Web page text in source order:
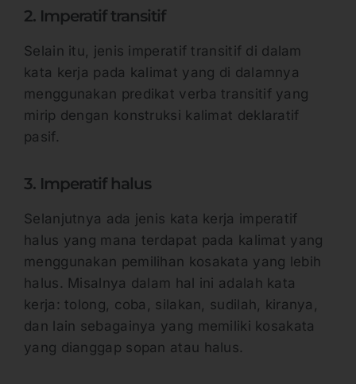
2. Imperatif transitif
Selain itu, jenis imperatif transitif di dalam
kata kerja pada kalimat yang di dalamnya
menggunakan predikat verba transitif yang
mirip dengan konstruksi kalimat deklaratif
pasif.
3. Imperatif halus
Selanjutnya ada jenis kata kerja imperatif
halus yang mana terdapat pada kalimat yang
menggunakan pemilihan kosakata yang lebih
halus. Misalnya dalam hal ini adalah kata
kerja: tolong, coba, silakan, sudilah, kiranya,
dan lain sebagainya yang memiliki kosakata
yang dianggap sopan atau halus.